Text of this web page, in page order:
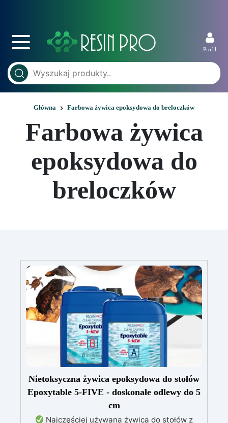
Profil
Główna Farbowa żywica epoksydowa do breloczków
Farbowa żywica
epoksydowa do
breloczków
Nietoksyczna żywica epoksydowa do stołów
Epoxytable 5-FIVE - doskonałe odlewy do 5
cm
Najczęściej używana żywica do stołów z